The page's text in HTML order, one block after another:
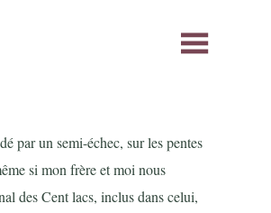
par un semi-échec, sur les pentes
si mon frère et moi nous
des Cent lacs, inclus dans celui,